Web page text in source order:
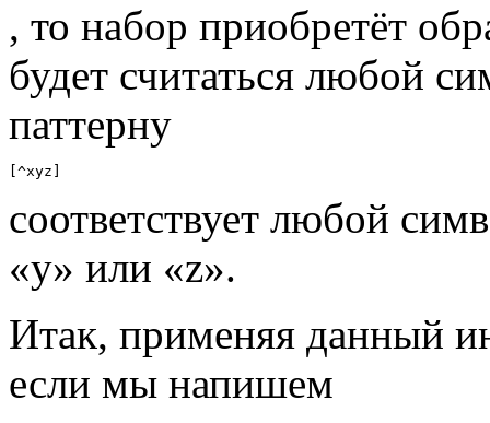
, то набор приобретёт
будет считаться любой
паттерну
[^xyz]
соответствует любой
«y» или «z».
Итак, применяя данный
если мы напишем